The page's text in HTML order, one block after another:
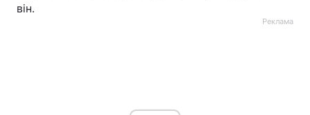
він.
Реклама